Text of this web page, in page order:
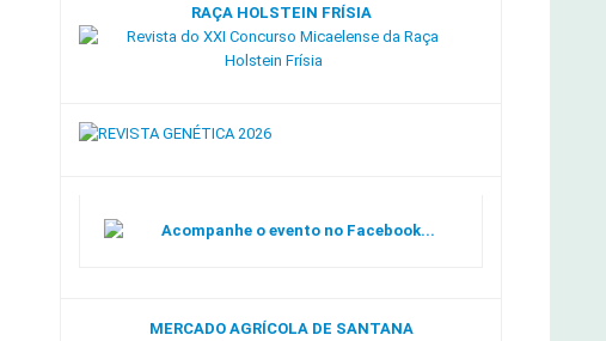
RAÇA HOLSTEIN FRÍSIA
Acompanhe o evento no Facebook...
MERCADO AGRÍCOLA DE SANTANA